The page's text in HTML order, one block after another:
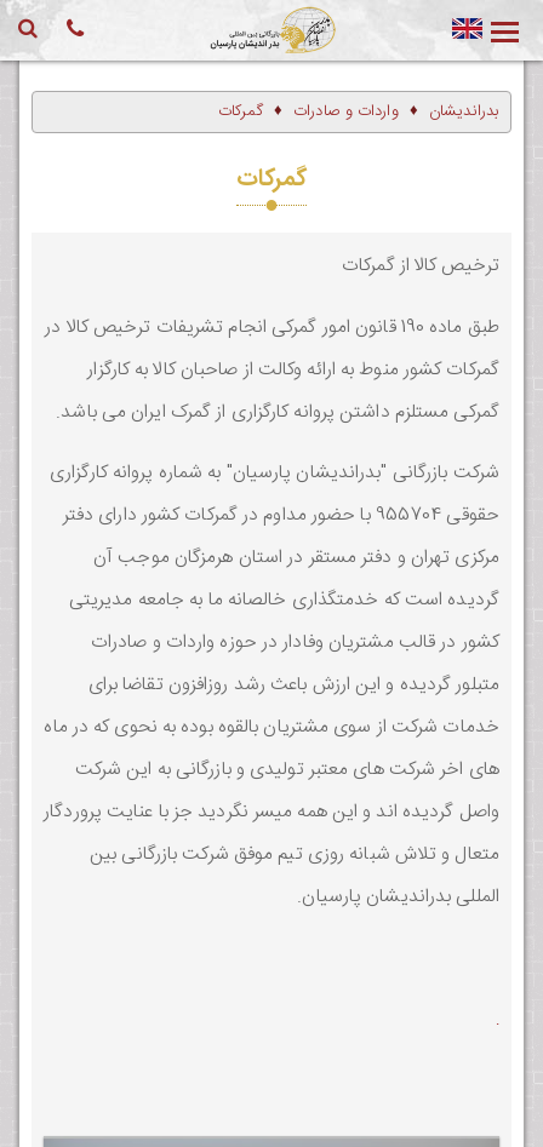
بدراندیشان واردات و صادرات گمرکات
گمرکات
ترخیص کالا از گمرکات
طبق ماده 190 قانون امور گمرکی انجام تشریفات ترخیص کالا در
گمرکات کشور منوط به ارائه وکالت از صاحبان کالا به کارگزار
گمرکی مستلزم داشتن پروانه کارگزاری از گمرک ایران می باشد.
شرکت بازرگانی "بدراندیشان پارسیان" به شماره پروانه کارگزاری
حقوقی 955704 با حضور مداوم در گمرکات کشور دارای دفتر
مرکزی تهران و دفتر مستقر در استان هرمزگان موجب آن
گردیده است که خدمتگذاری خالصانه ما به جامعه مدیریتی
کشور در قالب مشتریان وفادار در حوزه واردات و صادرات
متبلور گردیده و این ارزش باعث رشد روزافزون تقاضا برای
خدمات شرکت از سوی مشتریان بالقوه بوده به نحوی که در ماه
های اخر شرکت های معتبر تولیدی و بازرگانی به این شرکت
واصل گردیده اند و این همه میسر نگردید جز با عنایت پروردگار
متعال و تلاش شبانه روزی تیم موفق شرکت بازرگانی بین
المللی بدراندیشان پارسیان.
.